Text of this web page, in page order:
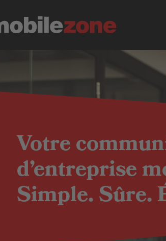
Votre
d’entreprise
Simple. Sûre.